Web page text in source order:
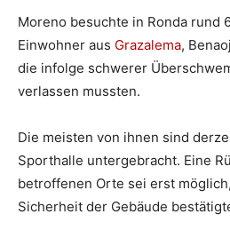
Moreno besuchte in Ronda rund
Einwohner aus Grazalema,
die infolge schwerer
verlassen mussten.
Die meisten von ihnen sind
Sporthalle untergebracht. Eine
betroffenen Orte sei erst
Sicherheit der Gebäude